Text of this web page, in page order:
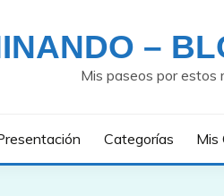
–
Mis paseos por estos
Categorías Mis